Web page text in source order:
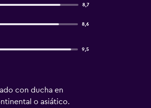
8,7
8,6
9,5
con ducha en
o asiático.